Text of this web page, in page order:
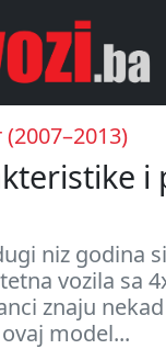
i
niz godina
vozila sa
znaju
model...